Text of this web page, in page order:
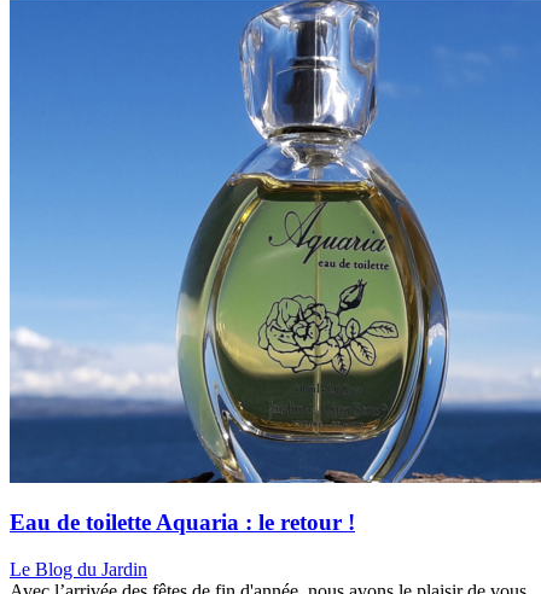
Eau de toilette Aquaria : le retour !
Le Blog du Jardin